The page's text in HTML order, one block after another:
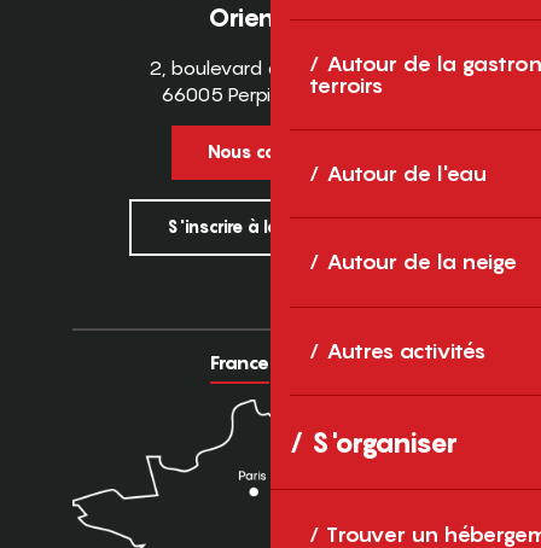
Autour de la
terroirs
Autour de l'eau
Autour de la neige
Autres activités
S'organiser
Trouver un
Orientales
2, boulevard des Pyrénées
66005 Perpignan Cedex
Nous contacter
S'inscrire à la newsletter
France Europe